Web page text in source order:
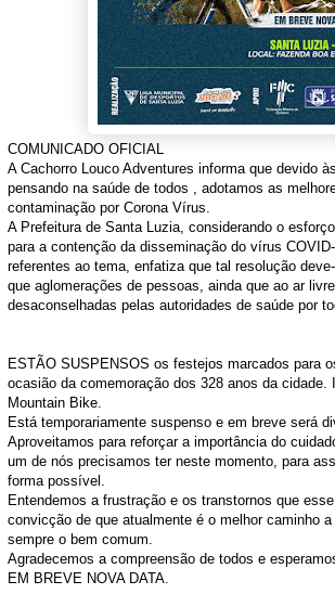
COMUNICADO OFICIAL
A Cachorro Louco Adventures informa que devido
pensando na saúde de todos , adotamos as
contaminação por Corona Vírus.
A Prefeitura de Santa Luzia, considerando o
para a contenção da disseminação do vírus
referentes ao tema, enfatiza que tal resolução
que aglomerações de pessoas, ainda que ao ar
desaconselhadas pelas autoridades de saúde por
ESTÃO SUSPENSOS os festejos marcados para
ocasião da comemoração dos 328 anos da cidade.
Mountain Bike.
Está temporariamente suspenso e em breve será
Aproveitamos para reforçar a importância do
um de nós precisamos ter neste momento, para
forma possível.
Entendemos a frustração e os transtornos que
convicção de que atualmente é o melhor caminho
sempre o bem comum.
Agradecemos a compreensão de todos e
EM BREVE NOVA DATA.